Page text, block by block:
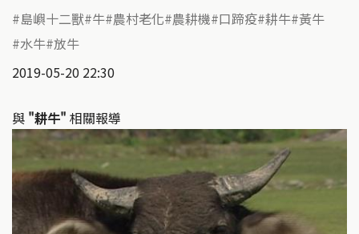
島嶼十二獸 牛 農村老化 農耕機 口蹄疫 耕牛 黃牛
水牛 放牛
2019-05-20 22:30
與 "耕牛" 相關報導